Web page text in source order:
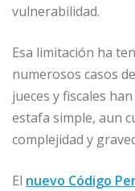
vulnerabilidad.
Esa limitación ha
numerosos casos
jueces y fiscales
estafa simple, aun
complejidad y
El nuevo Código